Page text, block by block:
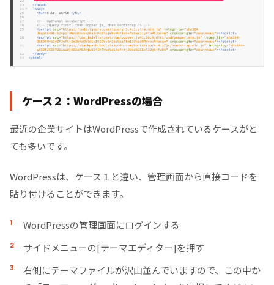
ケース２：WordPressの場合
最近の企業サイトはWordPressで作成されているケースがと
ても多いです。
WordPressは、ケース１と違い、管理画面から直接コードを
貼り付けることができます。
WordPressの管理画面にログインする
サイドメニューの[テーマエディター]を押す
右側にテーマファイルが沢山並んでいますので、この中か